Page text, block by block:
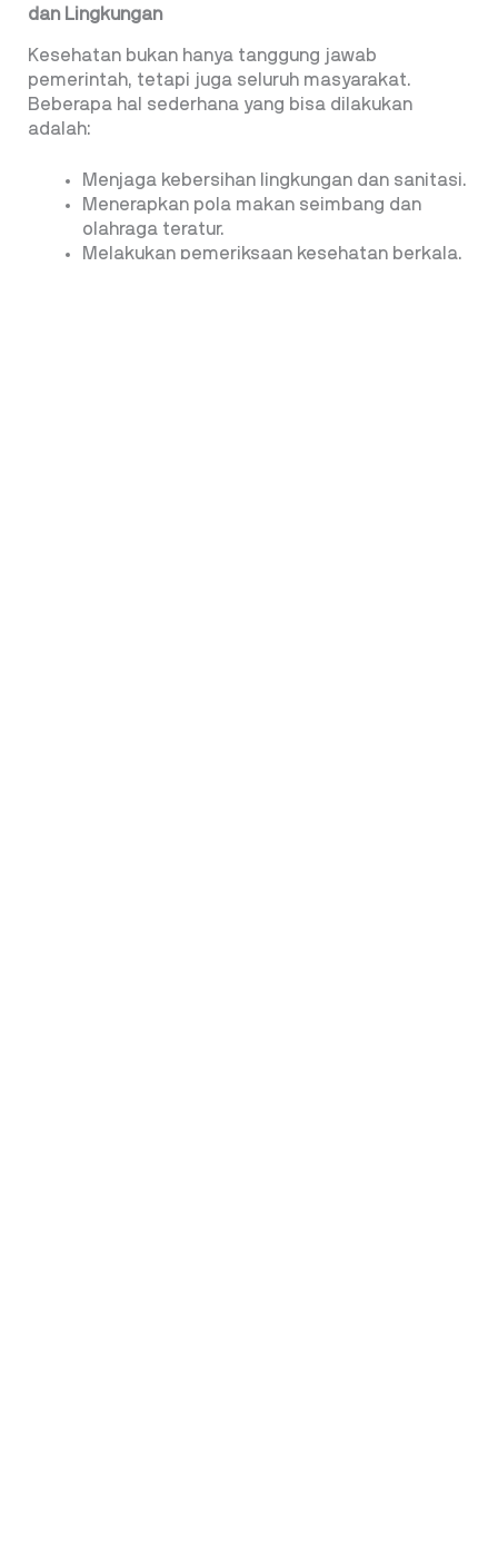
dan Lingkungan
Kesehatan bukan hanya tanggung jawab
pemerintah, tetapi juga seluruh masyarakat.
Beberapa hal sederhana yang bisa dilakukan
adalah:
Menjaga kebersihan lingkungan dan sanitasi.
Menerapkan pola makan seimbang dan
olahraga teratur.
Melakukan pemeriksaan kesehatan berkala.